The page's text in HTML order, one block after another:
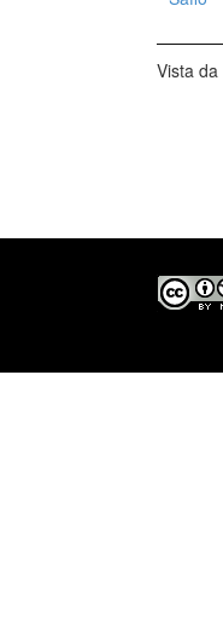
Vista